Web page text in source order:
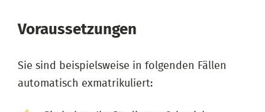
Voraussetzungen
Sie sind beispielsweise in folgenden Fällen
automatisch exmatrikuliert: